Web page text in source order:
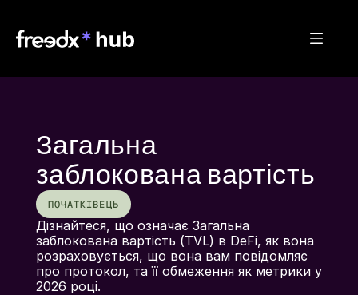
Загальна
заблокована вартість
ПОЧАТКІВЕЦЬ
Дізнайтеся, що означає Загальна
заблокована вартість (TVL) в DeFi, як вона
розраховується, що вона вам повідомляє
про протокол, та її обмеження як метрики у
2026 році.